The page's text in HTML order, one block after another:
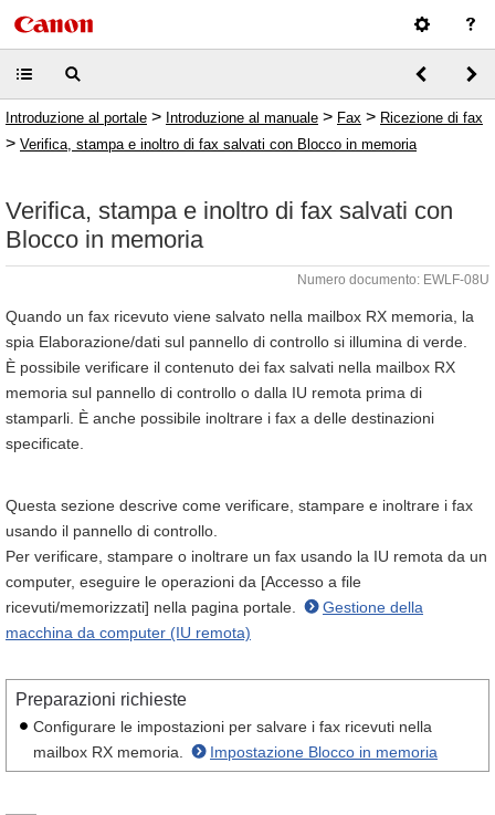
Introduzione al portale > Introduzione al manuale > Fax > Ricezione di fax
> Verifica, stampa e inoltro di fax salvati con Blocco in memoria
Verifica, stampa e inoltro di fax salvati con
Blocco in memoria
Numero documento: EWLF-08U
Quando un fax ricevuto viene salvato nella mailbox RX memoria, la
spia Elaborazione/dati sul pannello di controllo si illumina di verde.
È possibile verificare il contenuto dei fax salvati nella mailbox RX
memoria sul pannello di controllo o dalla IU remota prima di
stamparli. È anche possibile inoltrare i fax a delle destinazioni
specificate.
Questa sezione descrive come verificare, stampare e inoltrare i fax
usando il pannello di controllo.
Per verificare, stampare o inoltrare un fax usando la IU remota da un
computer, eseguire le operazioni da [Accesso a file
ricevuti/memorizzati] nella pagina portale.
Gestione della
macchina da computer (IU remota)
Preparazioni richieste
Configurare le impostazioni per salvare i fax ricevuti nella
mailbox RX memoria.
Impostazione Blocco in memoria